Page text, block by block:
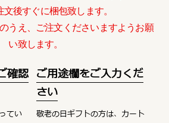
文後すぐに梱包致します。
うえ、ご注文くださいますようお願
い致します。
確認
てい
ご用途欄をご入力くだ
さい
敬老の日ギフトの方は、カート